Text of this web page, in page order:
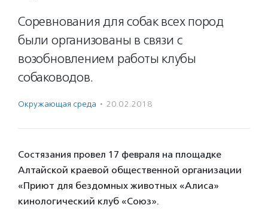
Соревнования для собак всех пород
были организованы в связи с
возобновлением работы клубы
собаководов.
Окружающая среда · 20.02.2018
Состязания провел 17 февраля на площадке
Алтайской краевой общественной организации
«Приют для бездомных животных «Алиса»
кинологический клуб «Союз».